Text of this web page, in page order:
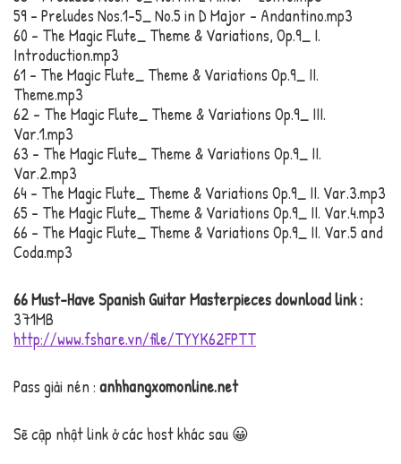
59 – Preludes Nos.1-5_ No.5 in D Major – Andantino.mp3
60 – The Magic Flute_ Theme & Variations, Op.9_ I.
Introduction.mp3
61 – The Magic Flute_ Theme & Variations Op.9_ II.
Theme.mp3
62 – The Magic Flute_ Theme & Variations Op.9_ III.
Var.1.mp3
63 – The Magic Flute_ Theme & Variations Op.9_ II.
Var.2.mp3
64 – The Magic Flute_ Theme & Variations Op.9_ II. Var.3.mp3
65 – The Magic Flute_ Theme & Variations Op.9_ II. Var.4.mp3
66 – The Magic Flute_ Theme & Variations Op.9_ II. Var.5 and
Coda.mp3
66 Must-Have Spanish Guitar Masterpieces download link :
371MB
http://www.fshare.vn/file/TYYK62FPTT
Pass giải nén : anhhangxomonline.net
Sẽ cập nhật link ở các host khác sau 😀